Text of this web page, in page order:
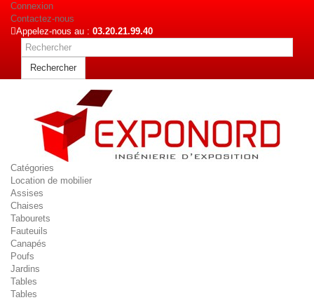
Connexion
Contactez-nous
Appelez-nous au : 03.20.21.99.40
Rechercher
Catégories
Location de mobilier
Assises
Chaises
Tabourets
Fauteuils
Canapés
Poufs
Jardins
Tables
Tables